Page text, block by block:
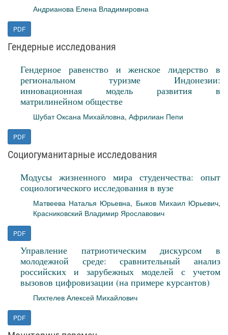
Андрианова Елена Владимировна
PDF
Гендерные исследования
Гендерное равенство и женское лидерство в
региональном туризме Индонезии:
инновационная модель развития в
матрилинейном обществе
Шубат Оксана Михайловна, Африлиан Пепи
PDF
Социогуманитарные исследования
Модусы жизненного мира студенчества: опыт
социологического исследования в вузе
Матвеева Наталья Юрьевна, Быков Михаил Юрьевич,
Красниковский Владимир Ярославович
PDF
Управление патриотическим дискурсом в
молодежной среде: сравнительный анализ
российских и зарубежных моделей с учетом
вызовов цифровизации (на примере курсантов)
Пихтелев Алексей Михайлович
PDF